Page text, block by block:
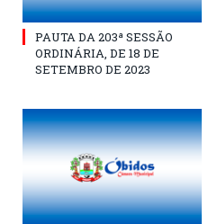
PAUTA DA 203ª SESSÃO
ORDINÁRIA, DE 18 DE
SETEMBRO DE 2023